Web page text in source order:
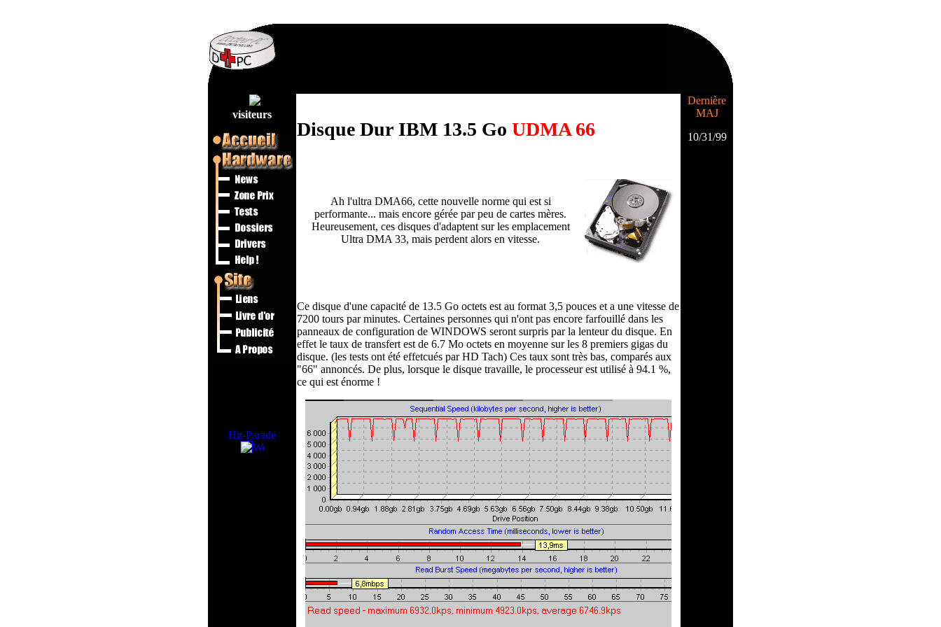
visiteurs
Disque Dur IBM 13.5 Go UDMA 66
Ah l'ultra DMA66, cette nouvelle norme qui est si
performante... mais encore gérée par peu de cartes mères.
Heureusement, ces disques d'adaptent sur les emplacement
Ultra DMA 33, mais perdent alors en vitesse.
Ce disque d'une capacité de 13.5 Go octets est au format 3,5 pouces et a une vitesse de
7200 tours par minutes. Certaines personnes qui n'ont pas encore farfouillé dans les
panneaux de configuration de WINDOWS seront surpris par la lenteur du disque. En
effet le taux de transfert est de 6.7 Mo octets en moyenne sur les 8 premiers gigas du
disque. (les tests ont été effetcués par HD Tach) Ces taux sont très bas, comparés aux
"66" annoncés. De plus, lorsque le disque travaille, le processeur est utilisé à 94.1 %,
ce qui est énorme !
Dernière
MAJ
10/31/99